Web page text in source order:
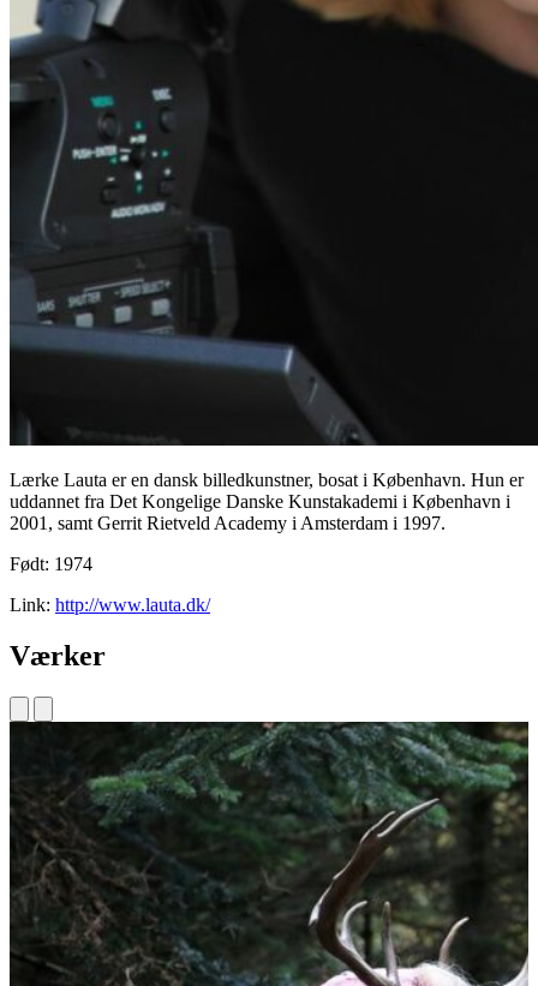
Lærke Lauta er en dansk billedkunstner, bosat i København. Hun er
uddannet fra Det Kongelige Danske Kunstakademi i København i
2001, samt Gerrit Rietveld Academy i Amsterdam i 1997.
Født: 1974
Link: http://www.lauta.dk/
Værker